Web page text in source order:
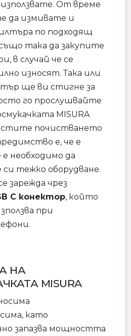
От време
да измивате и
по подходящ
така да закупите
в случай че се
износят. Така или
ще ви стигне за
го прослушвайте
MISURA
почистването
е, че е
е необходимо да
си тежко оборудване.
зарежда чрез
C конектор, който
при
НА
MISURA
като
запазва мощността